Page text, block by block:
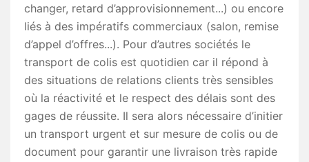
changer, retard d’approvisionnement...) ou encore
liés à des impératifs commerciaux (salon, remise
d’appel d’offres...). Pour d’autres sociétés le
transport de colis est quotidien car il répond à
des situations de relations clients très sensibles
où la réactivité et le respect des délais sont des
gages de réussite. Il sera alors nécessaire d’initier
un transport urgent et sur mesure de colis ou de
document pour garantir une livraison très rapide